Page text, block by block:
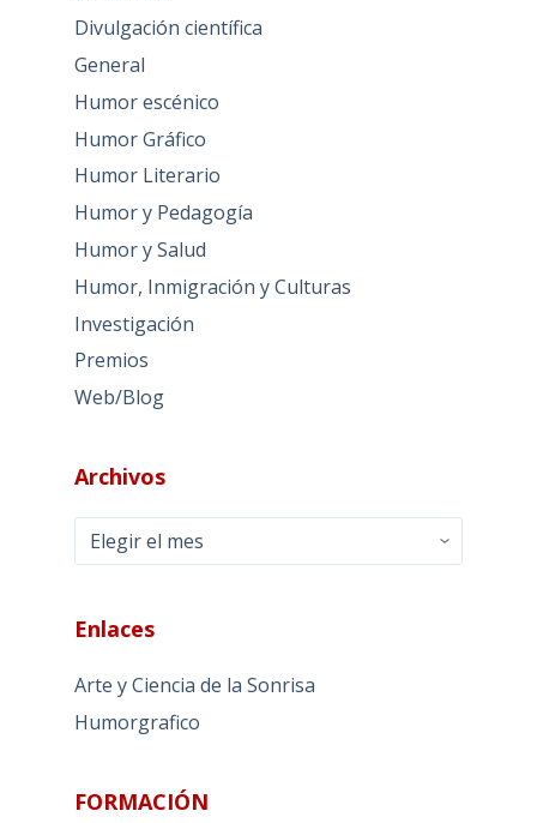
Divulgación científica
General
Humor escénico
Humor Gráfico
Humor Literario
Humor y Pedagogía
Humor y Salud
Humor, Inmigración y Culturas
Investigación
Premios
Web/Blog
Archivos
Archivos
Enlaces
Arte y Ciencia de la Sonrisa
Humorgrafico
FORMACIÓN